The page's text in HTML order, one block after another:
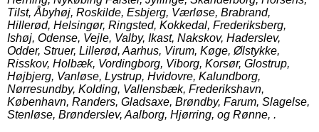
Tilst, Åbyhøj, Roskilde, Esbjerg, Værløse, Brabrand,
Hillerød, Helsingør, Ringsted, Kokkedal, Frederiksberg,
Ishøj, Odense, Vejle, Valby, Ikast, Nakskov, Haderslev,
Odder, Struer, Lillerød, Aarhus, Virum, Køge, Ølstykke,
Risskov, Holbæk, Vordingborg, Viborg, Korsør, Glostrup,
Højbjerg, Vanløse, Lystrup, Hvidovre, Kalundborg,
Nørresundby, Kolding, Vallensbæk, Frederikshavn,
København, Randers, Gladsaxe, Brøndby, Farum, Slagelse,
Stenløse, Brønderslev, Aalborg, Hjørring, og Rønne, .